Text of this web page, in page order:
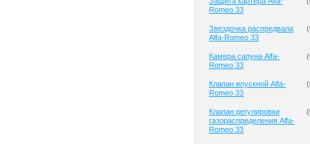
Romeo 33
Звездочка распредвала
Alfa-Romeo 33
(
Камера сапуна Alfa-
Romeo 33
(
Клапан впускной Alfa-
Romeo 33
(
Клапан регулировки
газораспределения Alfa-
Romeo 33
(